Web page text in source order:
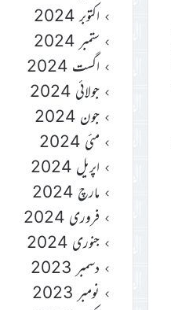
اکتوبر 2024
ستمبر 2024
اگست 2024
جولائی 2024
جون 2024
مئی 2024
اپریل 2024
مارچ 2024
فروری 2024
جنوری 2024
دسمبر 2023
نومبر 2023